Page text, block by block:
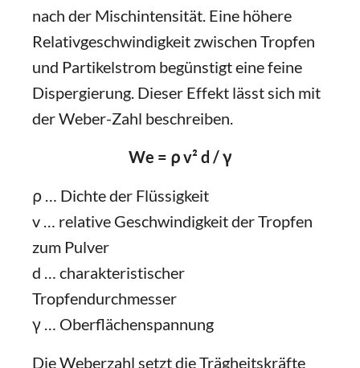
nach der Mischintensität. Eine höhere
Relativgeschwindigkeit zwischen Tropfen
und Partikelstrom begünstigt eine feine
Dispergierung. Dieser Effekt lässt sich mit
der Weber-Zahl beschreiben.
We = ρ v² d / γ
ρ … Dichte der Flüssigkeit
v … relative Geschwindigkeit der Tropfen
zum Pulver
d … charakteristischer
Tropfendurchmesser
γ … Oberflächenspannung
Die Weberzahl setzt die Trägheitskräfte